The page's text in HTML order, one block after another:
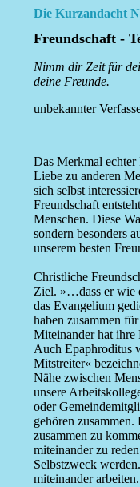
Die Kurzandacht
Freundschaft -
Nimm dir Zeit für
deine Freunde.
unbekannter
Das Merkmal echter
Liebe zu anderen
sich selbst
Freundschaft
Menschen. Diese
sondern besonders
unserem besten
Christliche
Ziel. »…dass er wie
das Evangelium
haben zusammen
Miteinander hat ihre
Auch Epaphroditus
Mitstreiter«
Nähe zwischen
unsere
oder
gehören
zusammen zu
miteinander zu
Selbstzweck
miteinander arbeiten.